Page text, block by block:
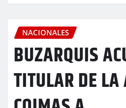
NACIONALES
BUZARQUIS
TITULAR DE